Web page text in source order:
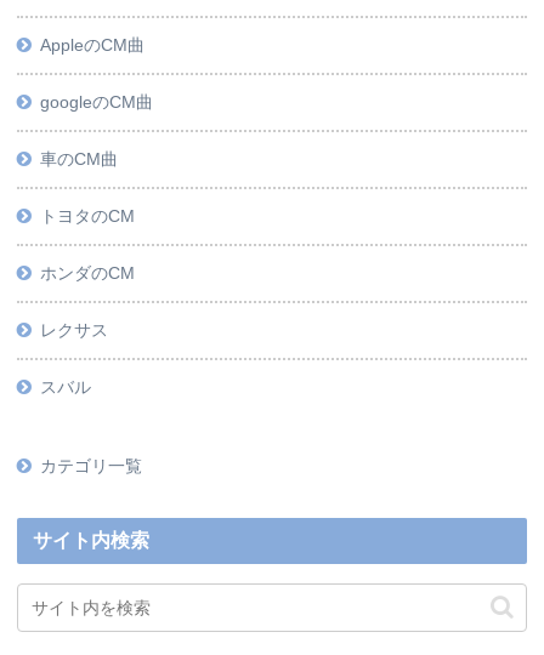
AppleのCM曲
googleのCM曲
車のCM曲
トヨタのCM
ホンダのCM
レクサス
スバル
カテゴリ一覧
サイト内検索